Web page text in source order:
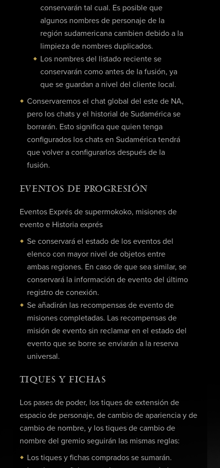
conservarán tal cual. Es posible que
algunos nombres de personaje de la
región sudamericana cambien debido a la
limpieza de nombres duplicados.
Los nombres del listado reciente se
conservarán como antes de la fusión, ya
que se guardan a nivel del cliente local.
Conservaremos el chat global del este de NA,
pero los chats y el historial de Sudamérica se
borrarán. Esto significa que quien tenga
configurados los chats en Sudamérica tendrá
que volver a configurarlos después de la
fusión.
EVENTOS DE PROGRESIÓN
Eventos Exprés de supermokoko, misiones de
evento e Historia exprés
Se conservará el estado de los eventos del
elenco con mayor nivel de objetos entre
ambas regiones. En caso de que sea similar, se
conservará la información de evento del último
registro de conexión.
Se añadirán las recompensas de evento de
misiones completadas. Las recompensas de
misión de evento sin reclamar en el estado del
evento que se borre se enviarán a la reserva
universal.
TIQUES Y FICHAS
Los pases de poder, los tiques de extensión de
espacio de personaje, de cambio de apariencia y de
cambio de nombre, y los tiques de cambio de
nombre del gremio seguirán las mismas reglas:
Los tiques y fichas comprados se sumarán.